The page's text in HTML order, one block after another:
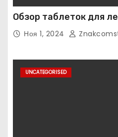
Обзор таблеток для
Ноя 1, 2024
UNCATEGORISED